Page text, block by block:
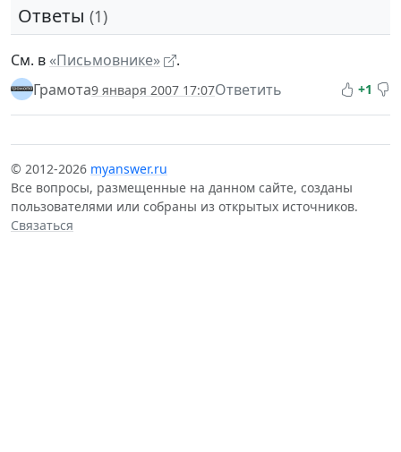
Ответы (1)
См. в«Письмовнике»
.
Грамота9 января 2007 17:07Ответить +1
© 2012-2026 myanswer.ru
Все вопросы, размещенные на данном сайте, созданы
пользователями или собраны из открытых источников.
Связаться